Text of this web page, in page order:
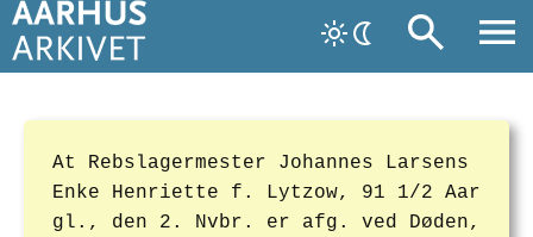
At Rebslagermester Johannes Larsens
Enke Henriette f. Lytzow, 91 1/2 Aar
gl., den 2. Nvbr. er afg. ved Døden,